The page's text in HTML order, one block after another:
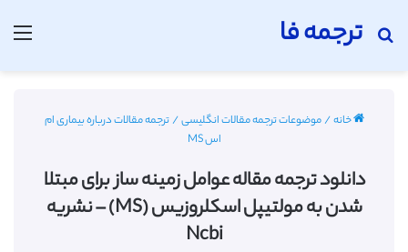
ترجمه فا
جستجو برای
خانه/موضوعات ترجمه مقالات انگلیسی/ترجمه مقالات درباره بیماری ام
اس MS
دانلود ترجمه مقاله عوامل زمینه ساز برای مبتلا
شدن به مولتیپل اسکلروزیس (MS) – نشریه
Ncbi